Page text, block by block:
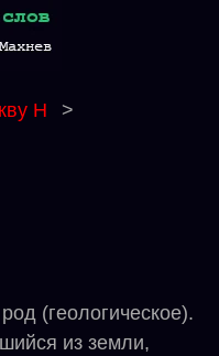
Н >
(геологическое).
из земли,